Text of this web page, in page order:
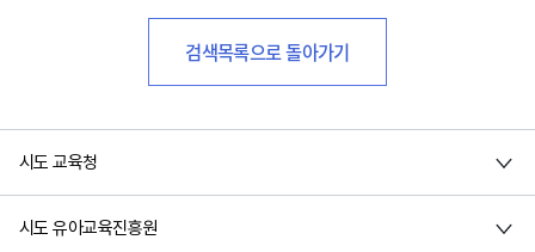
검색목록으로 돌아가기
시도 교육청
시도 유아교육진흥원